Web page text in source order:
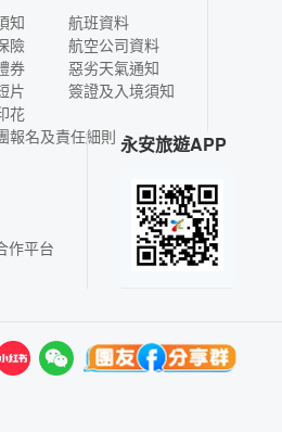
知
險
券
片
花
航班資料
航空公司資料
惡劣天氣通知
簽證及入境須知
報名及責任細則
作平台
永安旅遊APP